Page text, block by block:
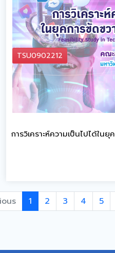
TSU0902212
การวิเคราะห์ความเป็นไปได้ใน
1 2 3 4 5